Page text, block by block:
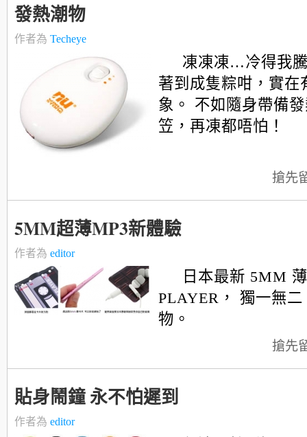
發熱潮物
作者為 Techeye
凍凍凍…冷得我
著到成隻粽咁，實在
象。 不如隨身帶備
笠，再凍都唔怕！
搶先
5MM超薄MP3新體驗
作者為 editor
日本最新 5MM
PLAYER， 獨一無
物。
搶先
貼身鬧鐘 永不怕遲到
作者為 editor